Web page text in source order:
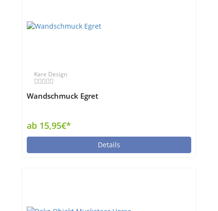
Kare Design
Wandschmuck Egret
ab 15,95€*
Details